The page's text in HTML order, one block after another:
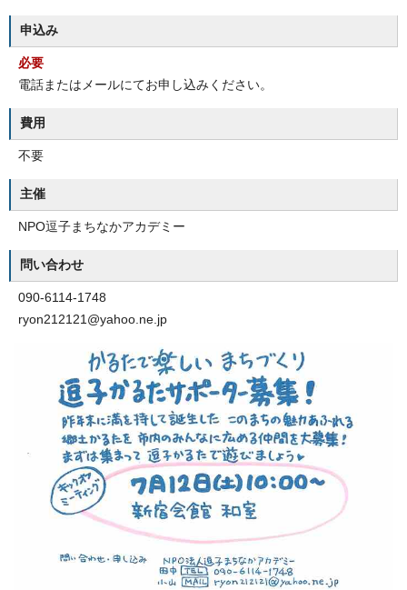
申込み
必要
電話またはメールにてお申し込みください。
費用
不要
主催
NPO逗子まちなかアカデミー
問い合わせ
090-6114-1748
ryon212121@yahoo.ne.jp